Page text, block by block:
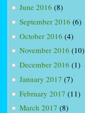
June 2016 (8)
September 2016 (6)
October 2016 (4)
November 2016 (10)
December 2016 (1)
January 2017 (7)
February 2017 (11)
March 2017 (8)